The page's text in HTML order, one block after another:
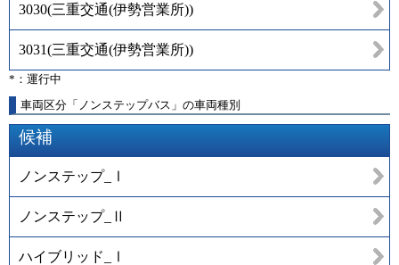
3030(三重交通(伊勢営業所))
3031(三重交通(伊勢営業所))
*：運行中
車両区分「ノンステップバス」の車両種別
候補
ノンステップ_Ⅰ
ノンステップ_Ⅱ
ハイブリッド_Ⅰ